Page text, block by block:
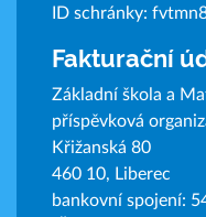
ID schránky:
Fakturační
Základní škola a
příspěvková
Křižanská 80
460 10, Liberec
bankovní spojení: